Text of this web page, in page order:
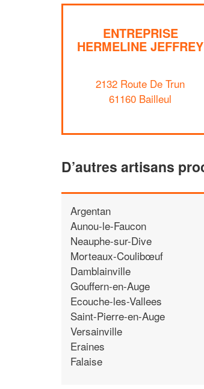
ENTREPRISE
HERMELINE JEFFREY
2132 Route De Trun
61160 Bailleul
D’autres artisans
Argentan
Aunou-le-Faucon
Neauphe-sur-Dive
Morteaux-Coulibœuf
Damblainville
Gouffern-en-Auge
Ecouche-les-Vallees
Saint-Pierre-en-Auge
Versainville
Eraines
Falaise